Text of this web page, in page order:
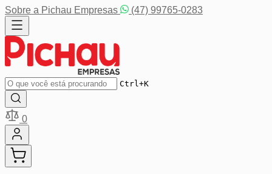
Pular para o conteúdo
Sobre a Pichau Empresas (47) 99765-0283
Buscar
Ctrl+K
0